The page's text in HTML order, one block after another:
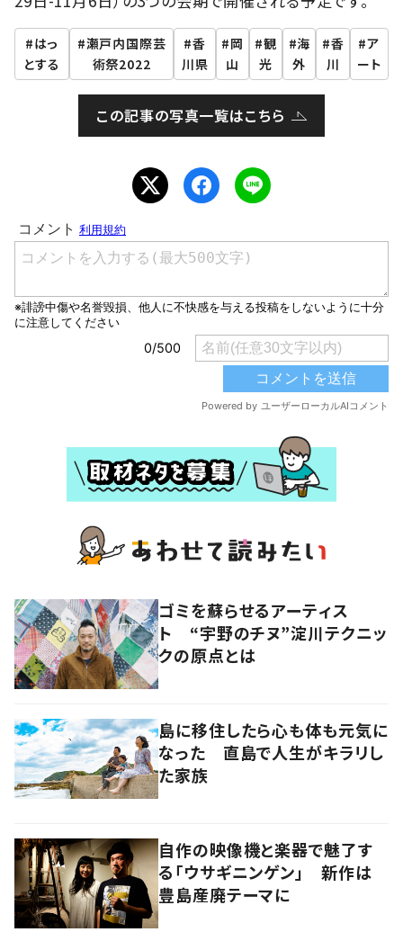
はっ
とする
瀬戸内国際芸
術祭2022
香
川県
岡
山
観
光
海
外
香
川
ア
ート
この記事の写真一覧はこちら
ゴミを蘇らせるアーティス
ト “宇野のチヌ”淀川テクニッ
クの原点とは
島に移住したら心も体も元気に
なった 直島で人生がキラリし
た家族
自作の映像機と楽器で魅了す
る「ウサギニンゲン」 新作は
豊島産廃テーマに